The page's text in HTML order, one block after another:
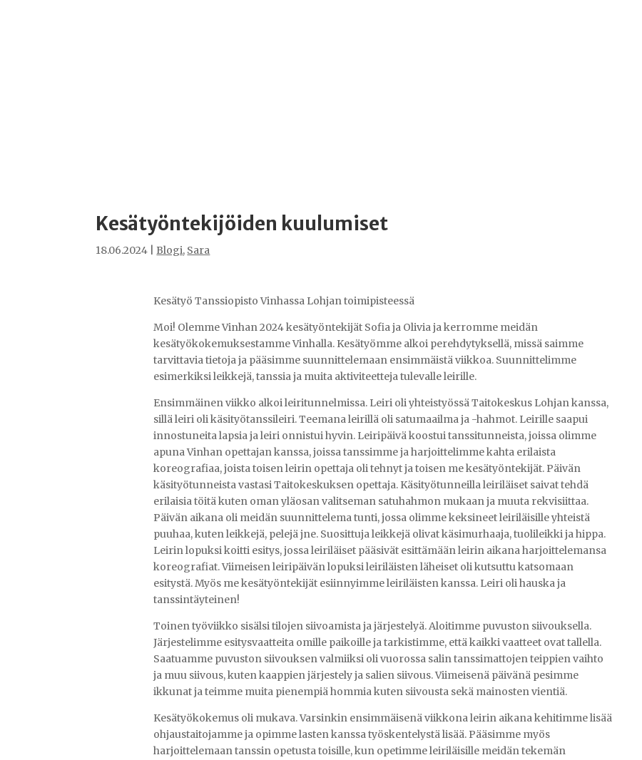
Kesätyöntekijöiden kuulumiset
18.06.2024 Blogi, Sara
Kesätyö Tanssiopisto Vinhassa Lohjan toimipisteessä
Moi! Olemme Vinhan 2024 kesätyöntekijät Sofia ja Olivia ja kerromme meidän
kesätyökokemuksestamme Vinhalla. Kesätyömme alkoi perehdytyksellä, missä saimme
tarvittavia tietoja ja pääsimme suunnittelemaan ensimmäistä viikkoa. Suunnittelimme
esimerkiksi leikkejä, tanssia ja muita aktiviteetteja tulevalle leirille.
Ensimmäinen viikko alkoi leiritunnelmissa. Leiri oli yhteistyössä Taitokeskus Lohjan kanssa,
sillä leiri oli käsityötanssileiri. Teemana leirillä oli satumaailma ja -hahmot. Leirille saapui
innostuneita lapsia ja leiri onnistui hyvin. Leiripäivä koostui tanssitunneista, joissa olimme
apuna Vinhan opettajan kanssa, joissa tanssimme ja harjoittelimme kahta erilaista
koreografiaa, joista toisen leirin opettaja oli tehnyt ja toisen me kesätyöntekijät. Päivän
käsityötunneista vastasi Taitokeskuksen opettaja. Käsityötunneilla leiriläiset saivat tehdä
erilaisia töitä kuten oman yläosan valitseman satuhahmon mukaan ja muuta rekvisiittaa.
Päivän aikana oli meidän suunnittelema tunti, jossa olimme keksineet leiriläisille yhteistä
puuhaa, kuten leikkejä, pelejä jne. Suosittuja leikkejä olivat käsimurhaaja, tuolileikki ja hippa.
Leirin lopuksi koitti esitys, jossa leiriläiset pääsivät esittämään leirin aikana harjoittelemansa
koreografiat. Viimeisen leiripäivän lopuksi leiriläisten läheiset oli kutsuttu katsomaan
esitystä. Myös me kesätyöntekijät esiinnyimme leiriläisten kanssa. Leiri oli hauska ja
tanssintäyteinen!
Toinen työviikko sisälsi tilojen siivoamista ja järjestelyä. Aloitimme puvuston siivouksella.
Järjestelimme esitysvaatteita omille paikoille ja tarkistimme, että kaikki vaatteet ovat tallella.
Saatuamme puvuston siivouksen valmiiksi oli vuorossa salin tanssimattojen teippien vaihto
ja muu siivous, kuten kaappien järjestely ja salien siivous​. Viimeisenä päivänä pesimme
ikkunat ja teimme muita pienempiä hommia kuten siivousta sekä mainosten vientiä.
Kesätyökokemus oli mukava. Varsinkin ensimmäisenä viikkona leirin aikana kehitimme lisää
ohjaustaitojamme ja opimme lasten kanssa työskentelystä lisää. Pääsimme myös
harjoittelemaan tanssin opetusta toisille, kun opetimme leiriläisille meidän tekemän